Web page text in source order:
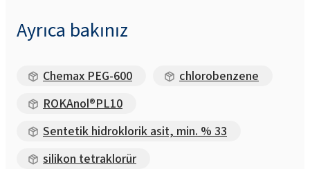
Ayrıca bakınız
Chemax PEG-600
chlorobenzene
ROKAnol®PL10
Sentetik hidroklorik asit, min. % 33
silikon tetraklorür